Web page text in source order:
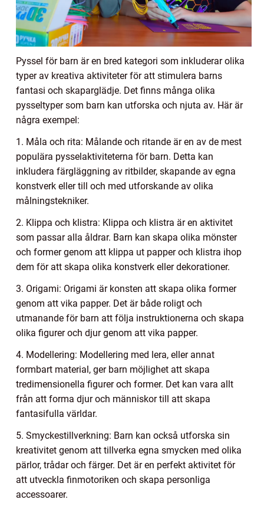
Pyssel för barn är en bred kategori som inkluderar olika
typer av kreativa aktiviteter för att stimulera barns
fantasi och skaparglädje. Det finns många olika
pysseltyper som barn kan utforska och njuta av. Här är
några exempel:
1. Måla och rita: Målande och ritande är en av de mest
populära pysselaktiviteterna för barn. Detta kan
inkludera färgläggning av ritbilder, skapande av egna
konstverk eller till och med utforskande av olika
målningstekniker.
2. Klippa och klistra: Klippa och klistra är en aktivitet
som passar alla åldrar. Barn kan skapa olika mönster
och former genom att klippa ut papper och klistra ihop
dem för att skapa olika konstverk eller dekorationer.
3. Origami: Origami är konsten att skapa olika former
genom att vika papper. Det är både roligt och
utmanande för barn att följa instruktionerna och skapa
olika figurer och djur genom att vika papper.
4. Modellering: Modellering med lera, eller annat
formbart material, ger barn möjlighet att skapa
tredimensionella figurer och former. Det kan vara allt
från att forma djur och människor till att skapa
fantasifulla världar.
5. Smyckestillverkning: Barn kan också utforska sin
kreativitet genom att tillverka egna smycken med olika
pärlor, trådar och färger. Det är en perfekt aktivitet för
att utveckla finmotoriken och skapa personliga
accessoarer.